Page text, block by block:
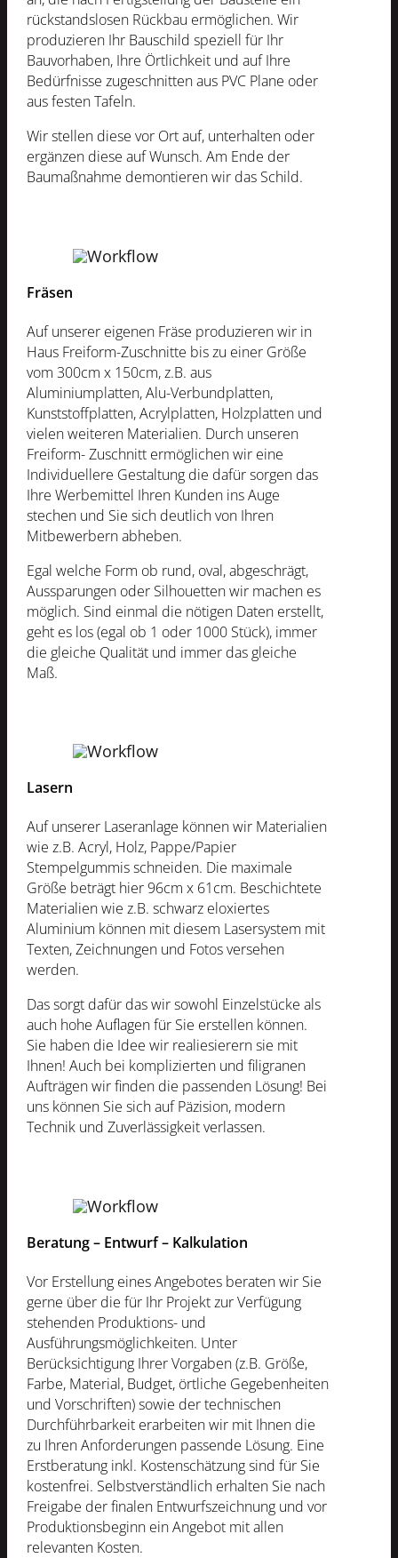
rückstandslosen Rückbau ermöglichen. Wir
produzieren Ihr Bauschild speziell für Ihr
Bauvorhaben, Ihre Örtlichkeit und auf Ihre
Bedürfnisse zugeschnitten aus PVC Plane oder
aus festen Tafeln.
Wir stellen diese vor Ort auf, unterhalten oder
ergänzen diese auf Wunsch. Am Ende der
Baumaßnahme demontieren wir das Schild.
Fräsen
Auf unserer eigenen Fräse produzieren wir in
Haus Freiform-Zuschnitte bis zu einer Größe
vom 300cm x 150cm, z.B. aus
Aluminiumplatten, Alu-Verbundplatten,
Kunststoffplatten, Acrylplatten, Holzplatten und
vielen weiteren Materialien. Durch unseren
Freiform- Zuschnitt ermöglichen wir eine
Individuellere Gestaltung die dafür sorgen das
Ihre Werbemittel Ihren Kunden ins Auge
stechen und Sie sich deutlich von Ihren
Mitbewerbern abheben.
Egal welche Form ob rund, oval, abgeschrägt,
Aussparungen oder Silhouetten wir machen es
möglich. Sind einmal die nötigen Daten erstellt,
geht es los (egal ob 1 oder 1000 Stück), immer
die gleiche Qualität und immer das gleiche
Maß.
Lasern
Auf unserer Laseranlage können wir Materialien
wie z.B. Acryl, Holz, Pappe/Papier
Stempelgummis schneiden. Die maximale
Größe beträgt hier 96cm x 61cm. Beschichtete
Materialien wie z.B. schwarz eloxiertes
Aluminium können mit diesem Lasersystem mit
Texten, Zeichnungen und Fotos versehen
werden.
Das sorgt dafür das wir sowohl Einzelstücke als
auch hohe Auflagen für Sie erstellen können.
Sie haben die Idee wir realiesierern sie mit
Ihnen! Auch bei komplizierten und filigranen
Aufträgen wir finden die passenden Lösung! Bei
uns können Sie sich auf Päzision, modern
Technik und Zuverlässigkeit verlassen.
Beratung – Entwurf – Kalkulation
Vor Erstellung eines Angebotes beraten wir Sie
gerne über die für Ihr Projekt zur Verfügung
stehenden Produktions- und
Ausführungsmöglichkeiten. Unter
Berücksichtigung Ihrer Vorgaben (z.B. Größe,
Farbe, Material, Budget, örtliche Gegebenheiten
und Vorschriften) sowie der technischen
Durchführbarkeit erarbeiten wir mit Ihnen die
zu Ihren Anforderungen passende Lösung. Eine
Erstberatung inkl. Kostenschätzung sind für Sie
kostenfrei. Selbstverständlich erhalten Sie nach
Freigabe der finalen Entwurfszeichnung und vor
Produktionsbeginn ein Angebot mit allen
relevanten Kosten.